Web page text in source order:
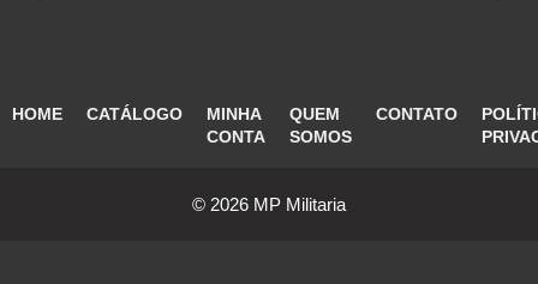
HOME CATÁLOGO
MINHA
CONTA
QUEM
SOMOS
CONTATO
© 2026 MP Militaria